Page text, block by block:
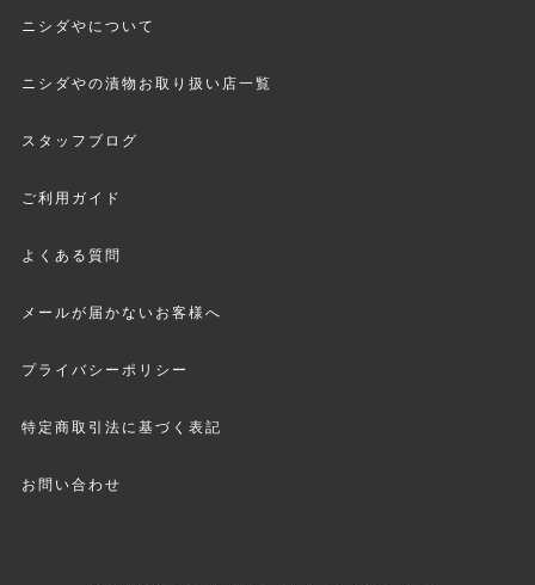
ニシダやについて
ニシダやの漬物お取り扱い店一覧
スタッフブログ
ご利用ガイド
よくある質問
メールが届かないお客様へ
プライバシーポリシー
特定商取引法に基づく表記
お問い合わせ